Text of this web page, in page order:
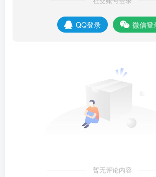
QQ登录 微信登
暂无评论内容